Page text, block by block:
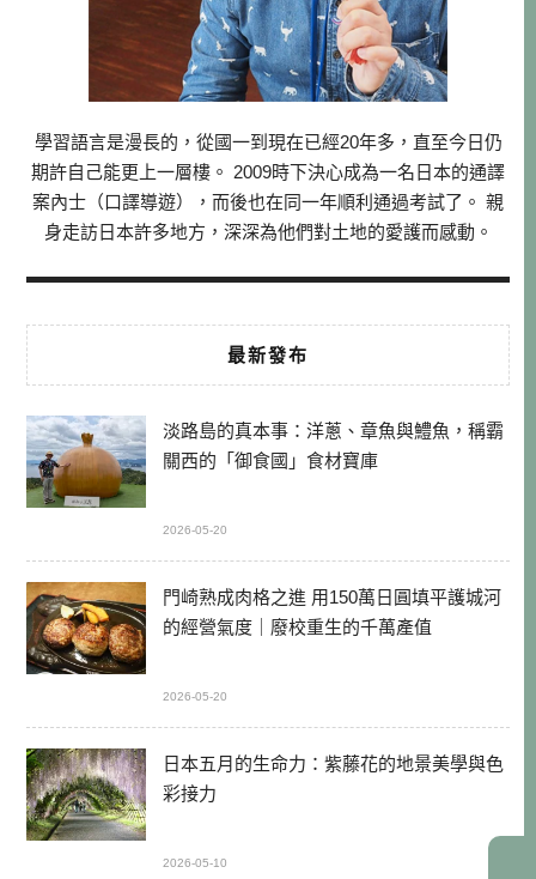
學習語言是漫長的，從國一到現在已經20年多，直至今日仍
期許自己能更上一層樓。 2009時下決心成為一名日本的通譯
案內士（口譯導遊），而後也在同一年順利通過考試了。 親
身走訪日本許多地方，深深為他們對土地的愛護而感動。
最新發布
淡路島的真本事：洋蔥、章魚與鱧魚，稱霸
關西的「御食國」食材寶庫
2026-05-20
門崎熟成肉格之進 用150萬日圓填平護城河
的經營氣度｜廢校重生的千萬產值
2026-05-20
日本五月的生命力：紫藤花的地景美學與色
彩接力
2026-05-10